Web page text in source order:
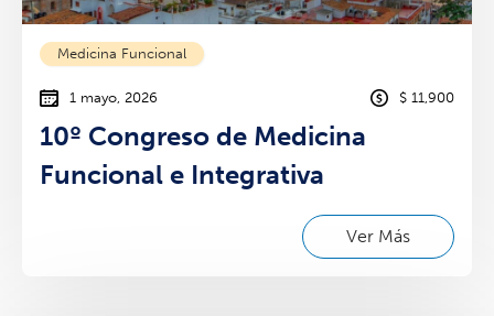
Medicina Funcional
1 mayo, 2026 $ 11,900
10º Congreso de Medicina
Funcional e Integrativa
Ver Más